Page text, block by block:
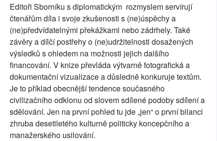
Editoři Sborníku s diplomatickým rozmyslem servírují
čtenářům díla i svoje zkušenosti s (ne)úspěchy a
(ne)předvídatelnými překážkami nebo zádrhely. Také
závěry a dílčí postřehy o (ne)udržitelnosti dosažených
výsledků s ohledem na možnosti jejich dalšího
financování. V knize převláda výtvarně fotografická a
dokumentační vizualizace a důsledně konkuruje textům.
Je to příklad obecnější tendence současného
civilizačního odklonu od slovem sdílené podoby sdílení a
sdělování. Jen na první pohled tu jde „jen“ o první bilanci
zhruba desetiletého kulturně politicky koncepčního a
manažerského usilování.